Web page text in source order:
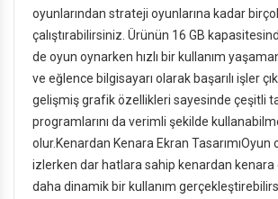
oyunlarından strateji oyunlarına kadar
çalıştırabilirsiniz. Ürünün 16 GB
de oyun oynarken hızlı bir kullanım
ve eğlence bilgisayarı olarak başarılı işler
gelişmiş grafik özellikleri sayesinde çeşitli
programlarını da verimli şekilde
olur.Kenardan Kenara Ekran
izlerken dar hatlara sahip kenardan kenara
daha dinamik bir kullanım